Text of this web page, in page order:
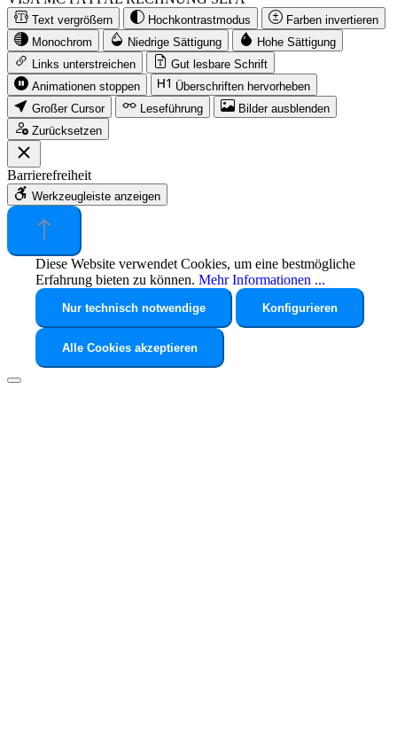
Text vergrößern Hochkontrastmodus
Farben invertieren
Monochrom
Niedrige Sättigung
Hohe Sättigung
Links unterstreichen
Gut lesbare Schrift
Animationen stoppen
Überschriften hervorheben
Großer Cursor
Leseführung
Bilder ausblenden
Zurücksetzen
Barrierefreiheit
Werkzeugleiste anzeigen
Diese Website verwendet Cookies, um eine bestmögliche
Erfahrung bieten zu können. Mehr Informationen ...
Nur technisch notwendige Konfigurieren
Alle Cookies akzeptieren